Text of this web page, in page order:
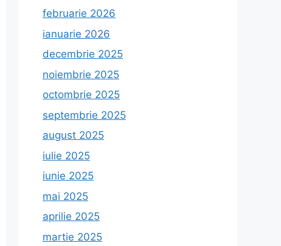
februarie 2026
ianuarie 2026
decembrie 2025
noiembrie 2025
octombrie 2025
septembrie 2025
august 2025
iulie 2025
iunie 2025
mai 2025
aprilie 2025
martie 2025